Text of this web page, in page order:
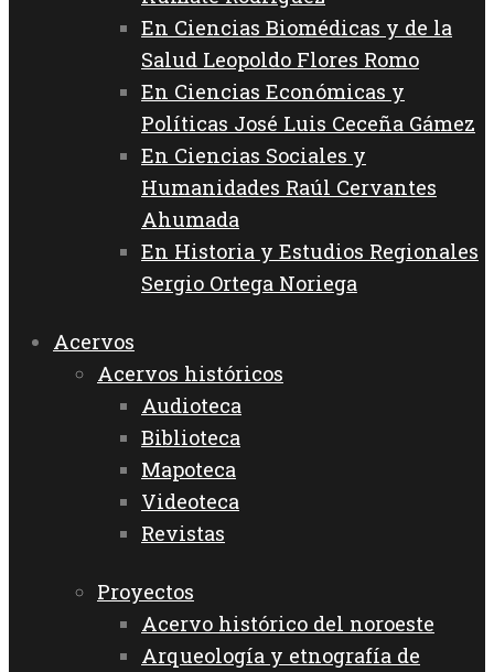
En Ciencias Biomédicas y de la
Salud Leopoldo Flores Romo
En Ciencias Económicas y
Políticas José Luis Ceceña Gámez
En Ciencias Sociales y
Humanidades Raúl Cervantes
Ahumada
En Historia y Estudios Regionales
Sergio Ortega Noriega
Acervos
Acervos históricos
Audioteca
Biblioteca
Mapoteca
Videoteca
Revistas
Proyectos
Acervo histórico del noroeste
Arqueología y etnografía de